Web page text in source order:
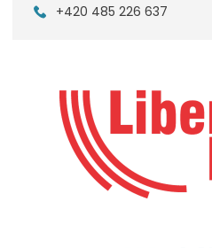
+420 485 226 637